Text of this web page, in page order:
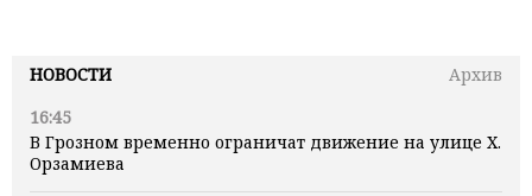
НОВОСТИ
Архив
16:45
В Грозном временно ограничат движение на улице Х.
Орзамиева